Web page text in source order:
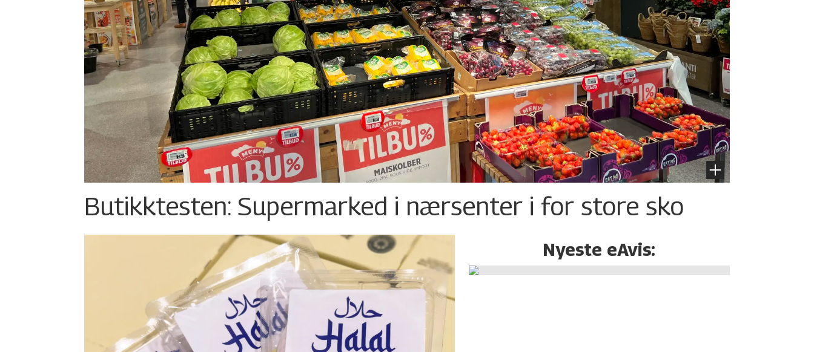
Butikktesten: Supermarked i nærsenter i for store sko
Nyeste eAvis: